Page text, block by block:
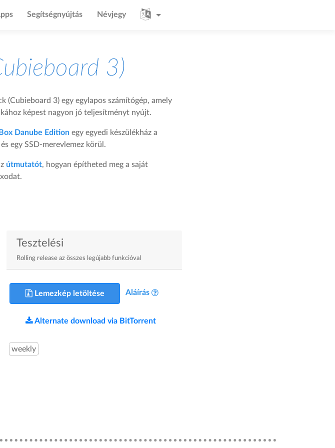
Segítségnyújtás Névjegy
3)
(Cubieboard 3) egy egylapos számítógép, amely
képest nagyon jó teljesítményt nyújt.
Danube Edition egy egyedi készülékház a
egy SSD-merevlemez körül.
útmutatót, hogyan építheted meg a saját
Tesztelési
Rolling release az összes legújabb funkcióval
Lemezkép letöltése Aláírás
Alternate download via BitTorrent
weekly